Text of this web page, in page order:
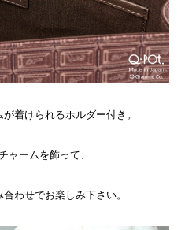
着けられるホルダー付き。
ャームを飾って、
わせでお楽しみ下さい。